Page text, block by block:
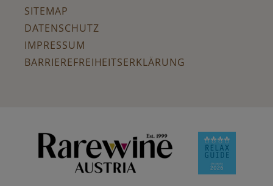
SITEMAP
DATENSCHUTZ
IMPRESSUM
BARRIEREFREIHEITSERKLÄRUNG